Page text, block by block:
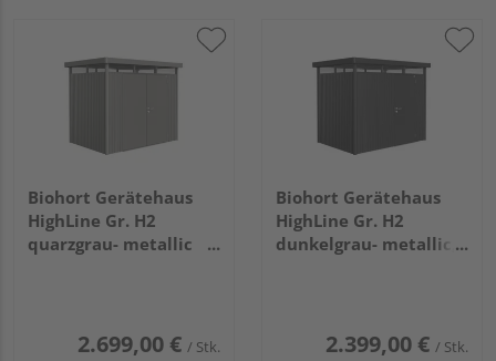
Biohort Gerätehaus
HighLine Gr. H2
quarzgrau- metallic
2.699,00 € / Stk.
Biohort Gerätehaus
HighLine Gr. H2
dunkelgrau- metallic,
2.399,00 € / Stk.